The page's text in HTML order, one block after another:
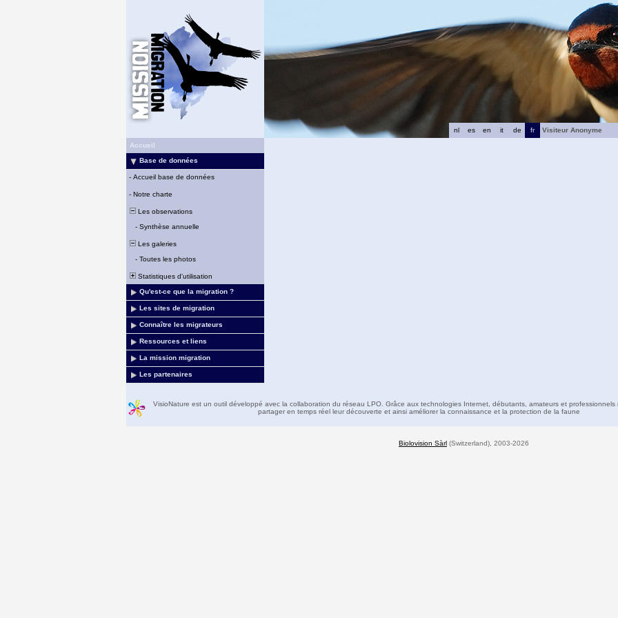
fr
de
it
en
es
nl
Visiteur Anonyme
Accueil
Base de données
- Accueil base de données
- Notre charte
Les observations
- Synthèse annuelle
Les galeries
- Toutes les photos
Statistiques d'utilisation
Qu'est-ce que la migration ?
Les sites de migration
Connaître les migrateurs
Ressources et liens
La mission migration
Les partenaires
VisioNature est un outil développé avec la collaboration du réseau LPO. Grâce aux technologies Internet, débutants, amateurs et professionnels
partager en temps réel leur découverte et ainsi améliorer la connaissance et la protection de la faune
Biolovision Sàrl (Switzerland), 2003-2026